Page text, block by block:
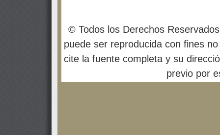
© Todos los Derechos
puede ser reproducida con fines
cite la fuente completa y su
previo por